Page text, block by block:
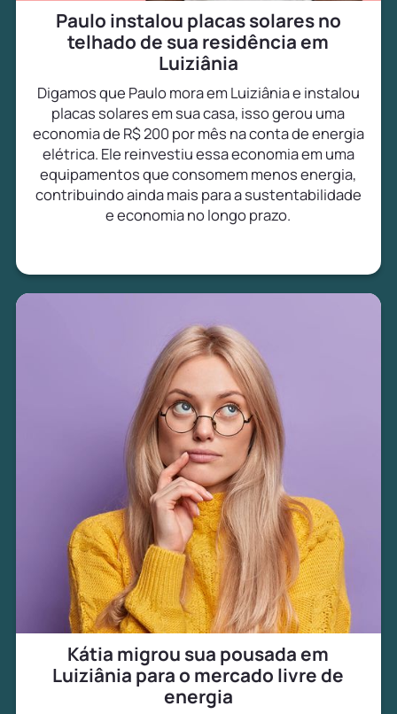
Paulo instalou placas solares no
telhado de sua residência em
Luiziânia
Digamos que Paulo mora em Luiziânia e instalou
placas solares em sua casa, isso gerou uma
economia de R$ 200 por mês na conta de energia
elétrica. Ele reinvestiu essa economia em uma
equipamentos que consomem menos energia,
contribuindo ainda mais para a sustentabilidade
e economia no longo prazo.
Kátia migrou sua pousada em
Luiziânia para o mercado livre de
energia